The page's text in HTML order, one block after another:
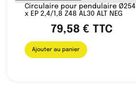
Circulaire pour pendulaire Ø254
x EP 2,4/1,8 Z48 AL30 ALT NEG
79,58€ TTC
Ajouter au panier